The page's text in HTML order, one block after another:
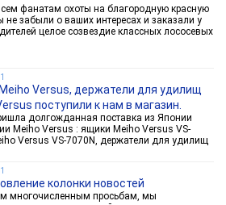
фанатам охоты на благородную красную
забыли о ваших интересах и заказали у
целое созвездие классных лососевых
Versus, держатели для удилищ
поступили к нам в магазин.
долгожданная поставка из Японии
Meiho Versus : ящики Meiho Versus VS-
Versus VS-7070N, держатели для удилищ
колонки новостей
многочисленным просьбам, мы